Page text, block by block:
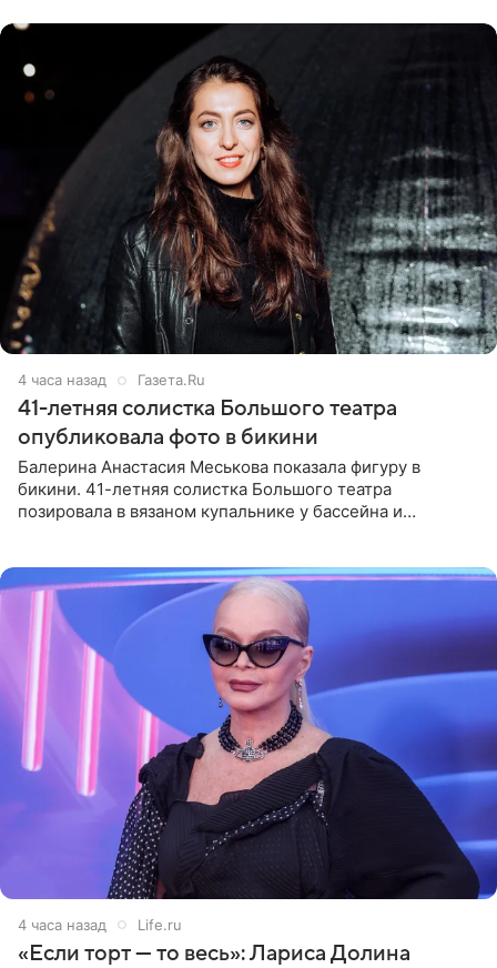
4 часа назад Газета.Ru
41-летняя солистка Большого театра
опубликовала фото в бикини
Балерина Анастасия Меськова показала фигуру в
бикини. 41-летняя солистка Большого театра
позировала в вязаном купальнике у бассейна и
4 часа назад Life.ru
«Если торт — то весь»: Лариса Долина